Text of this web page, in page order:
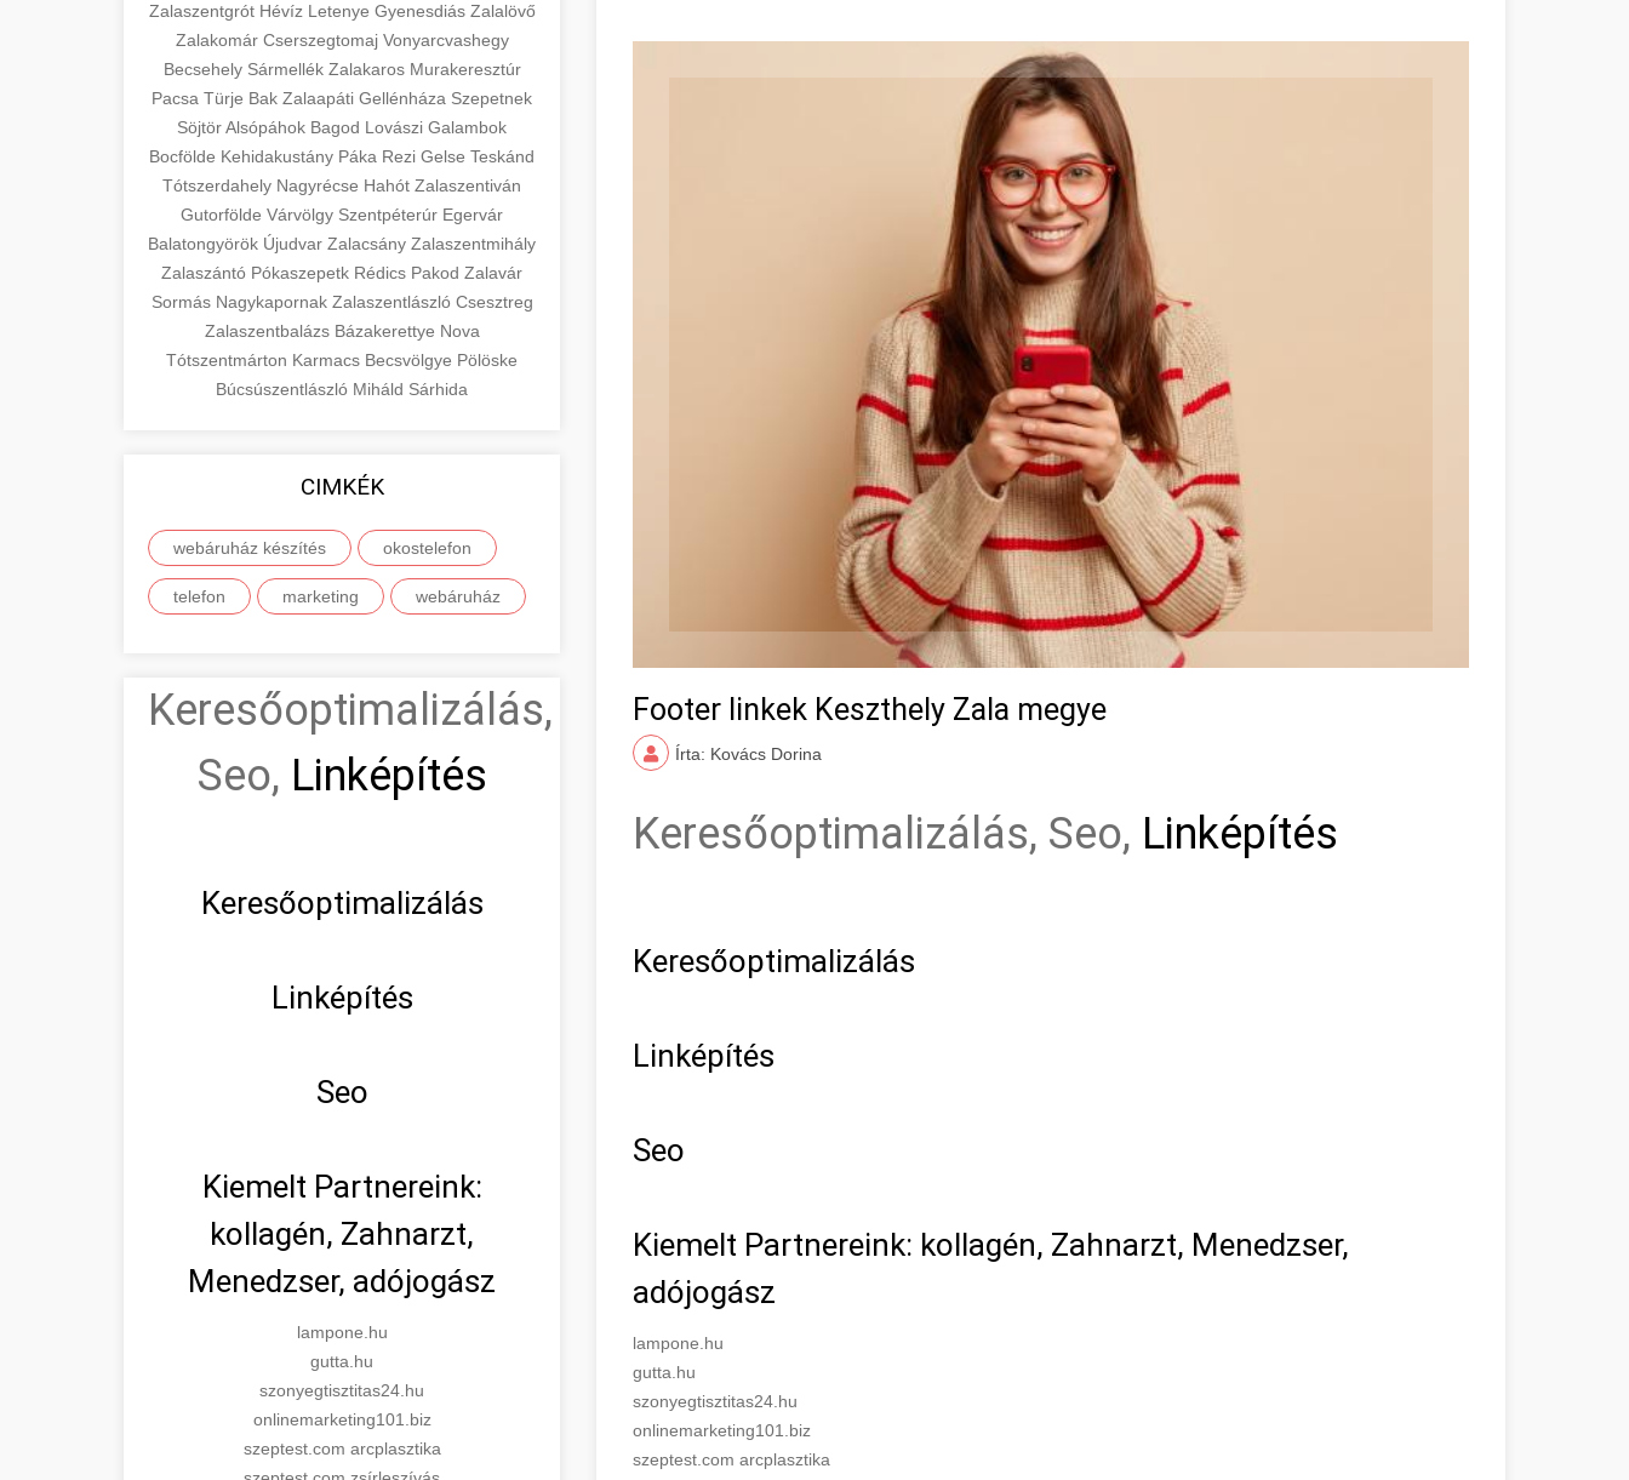
Zalaszentgrót Hévíz Letenye Gyenesdiás Zalalövő
Zalakomár Cserszegtomaj Vonyarcvashegy
Becsehely Sármellék Zalakaros Murakeresztúr
Pacsa Türje Bak Zalaapáti Gellénháza Szepetnek
SöjtörAlsópáhok Bagod Lovászi Galambok
Bocfölde Kehidakustány Páka Rezi Gelse Teskánd
Tótszerdahely Nagyrécse Hahót Zalaszentiván
Gutorfölde Várvölgy Szentpéterúr Egervár
Balatongyörök Újudvar Zalacsány Zalaszentmihály
Zalaszántó Pókaszepetk Rédics Pakod Zalavár
Sormás Nagykapornak Zalaszentlászló Csesztreg
Zalaszentbalázs Bázakerettye Nova
Tótszentmárton Karmacs Becsvölgye Pölöske
Búcsúszentlászló Miháld Sárhida
CIMKÉK
webáruház készítés okostelefon
telefon marketing webáruház
Keresőoptimalizálás,
Seo, Linképítés
Keresőoptimalizálás
Linképítés
Seo
Kiemelt Partnereink:
kollagén, Zahnarzt,
Menedzser, adójogász
lampone.hu
gutta.hu
szonyegtisztitas24.hu
onlinemarketing101.biz
szeptest.com arcplasztika
Footer linkek Keszthely Zala megye
Írta: Kovács Dorina
Keresőoptimalizálás, Seo, Linképítés
Keresőoptimalizálás
Linképítés
Seo
Kiemelt Partnereink: kollagén, Zahnarzt, Menedzser,
adójogász
lampone.hu
gutta.hu
szonyegtisztitas24.hu
onlinemarketing101.biz
szeptest.com arcplasztika